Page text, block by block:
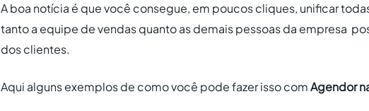
A boa notícia é que você consegue, em poucos cliques, unificar
tanto a equipe de vendas quanto as demais pessoas da empresa
dos clientes.
Aqui alguns exemplos de como você pode fazer isso comAgendor